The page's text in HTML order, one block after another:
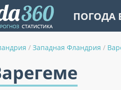
ПОГОДА
/ Западная Фландрия /